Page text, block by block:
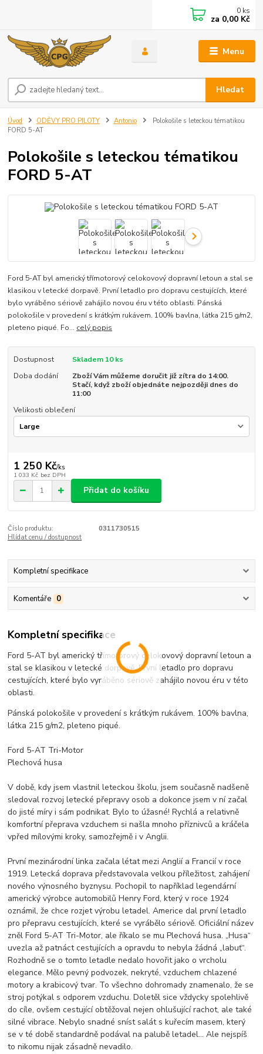
Menu
Hledat
0 ks
za 0,00 Kč
Úvod ODĚVY PRO PILOTY Antonio
Polokošile s leteckou tématikou
FORD 5-AT
Polokošile s leteckou tématikou
FORD 5-AT
Ford 5-AT byl americký třímotorový celokovový dopravní letoun a stal se
klasikou v letecké dorpavě. První letadlo pro dopravu cestujících, které
bylo vyráběno sériově zahájilo novou éru v této oblasti. Pánská
polokošile v provedení s krátkým rukávem. 100% bavlna, látka 215 g/m2,
pleteno piqué. Fo... celý popis
Dostupnost
Skladem 10 ks
Doba dodání
Zboží Vám můžeme doručit již zítra do 14:00.
Stačí, když zboží objednáte nejpozději dnes do
11:00
Velikosti oblečení
1 250 Kč/ks
1 033 Kč bez DPH
Přidat do košíku
Číslo produktu:
0311730515
Hlídat cenu / dostupnost
Kompletní specifikace
Komentáře 0
Kompletní specifikace
Ford 5-AT byl americký třímotorový celokovový dopravní letoun a
stal se klasikou v letecké dorpavě. První letadlo pro dopravu
cestujících, které bylo vyráběno sériově zahájilo novou éru v této
oblasti.
Pánská polokošile v provedení s krátkým rukávem. 100% bavlna,
látka 215 g/m2, pleteno piqué.
Ford 5-AT Tri-Motor
Plechová husa
V době, kdy jsem vlastnil leteckou školu, jsem současně nadšeně
sledoval rozvoj letecké přepravy osob a dokonce jsem v ní začal
do jisté míry i sám podnikat. Bylo to úžasné! Rychlá a relativně
komfortní přeprava vzduchem si našla mnoho příznivců a kráčela
vpřed mílovými kroky, samozřejmě i v Anglii.
První mezinárodní linka začala létat mezi Anglií a Francií v roce
1919. Letecká doprava představovala velkou příležitost, zahájení
nového výnosného byznysu. Pochopil to například legendární
americký výrobce automobilů Henry Ford, který v roce 1924
oznámil, že chce rozjet výrobu letadel. Americe dal první letadlo
pro přepravu cestujících, které se vyrábělo sériově. Oficiální název
zněl Ford 5-AT Tri-Motor, ale říkalo se mu Plechová husa. „Husa“
uvezla až patnáct cestujících a opravdu to nebyla žádná „labuť“.
Rozhodně se o tomto letadle nedalo hovořit jako o vrcholu
elegance. Mělo pevný podvozek, nekryté, vzduchem chlazené
motory a krabicový tvar. To všechno dohromady znamenalo, že se
stroj potýkal s odporem vzduchu. Doletěl sice vždycky spolehlivě
do cíle, ovšem cestující obtěžoval nejen ohlušující rachot, ale také
silné vibrace. Nebylo snadné sníst salát s kuřecím masem, který
se v té době standardně podával na palubě letadel… Ale nejspíš
to nikomu nijak zásadně nevadilo.